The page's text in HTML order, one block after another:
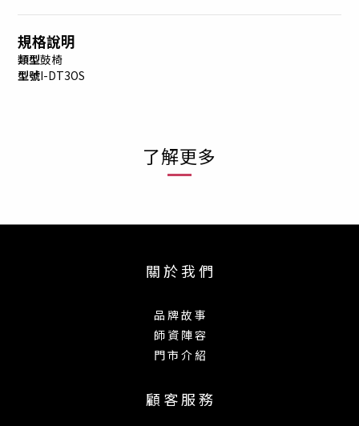
規格說明
類型鼓椅
型號I-DT3OS
了解更多
關 於 我 們
品 牌 故 事
師 資 陣 容
門 市 介 紹
顧 客 服 務